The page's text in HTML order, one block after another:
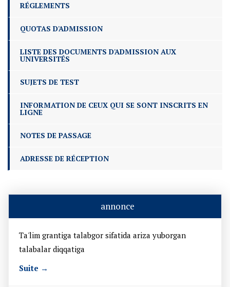
RÉGLEMENTS
QUOTAS D'ADMISSION
LISTE DES DOCUMENTS D'ADMISSION AUX
UNIVERSITÉS
SUJETS DE TEST
INFORMATION DE CEUX QUI SE SONT INSCRITS EN
LIGNE
NOTES DE PASSAGE
ADRESSE DE RÉCEPTION
annonce
Ta'lim grantiga talabgor sifatida ariza yuborgan
talabalar diqqatiga
Suite →